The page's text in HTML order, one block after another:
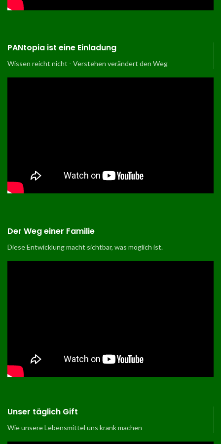
PANtopia ist eine Einladung
Wissen reicht nicht - Verstehen verändert den Weg
Der Weg einer Familie
Diese Entwicklung macht sichtbar, was möglich ist.
Unser täglich Gift
Wie unsere Lebensmittel uns krank machen